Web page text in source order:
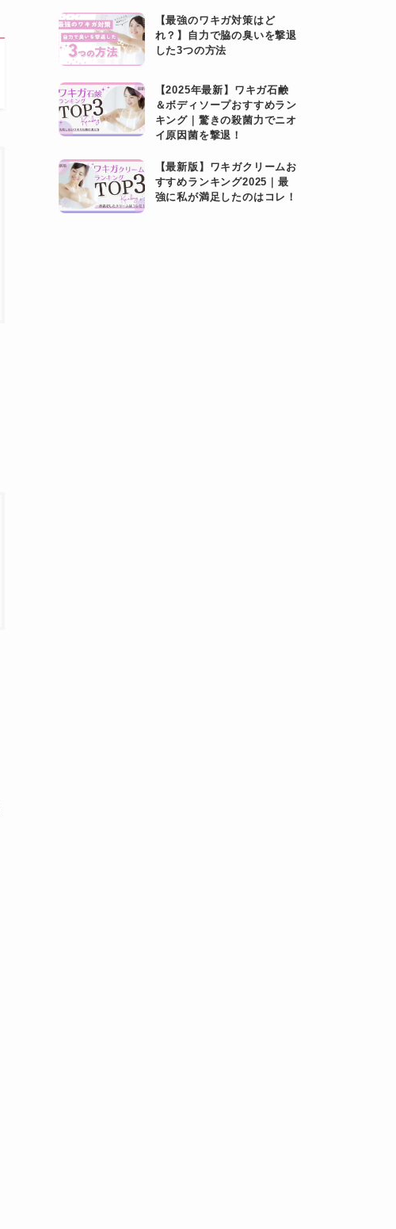
【最強のワキガ対策はど
れ？】自力で脇の臭いを撃退
した3つの方法
【2025年最新】ワキガ石鹸
＆ボディソープおすすめラン
キング｜驚きの殺菌力でニオ
イ原因菌を撃退！
【最新版】ワキガクリームお
すすめランキング2025｜最
強に私が満足したのはコレ！